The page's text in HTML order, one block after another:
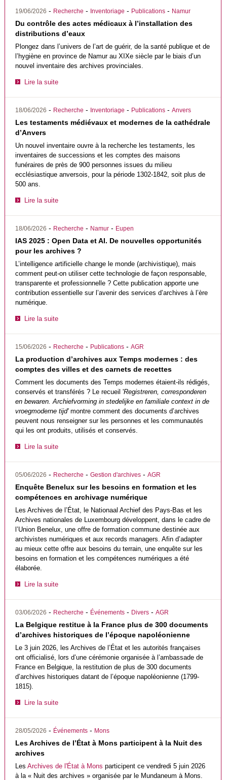
19/06/2026 - Recherche - Inventoriage - Publications - Namur
Du contrôle des actes médicaux à l’installation des
distributions d’eaux
Plongez dans l’univers de l’art de guérir, de la santé publique et de
l’hygiène en province de Namur au XIXe siècle par le biais d’un
nouvel inventaire des archives provinciales.
Lire la suite
18/06/2026 - Recherche - Inventoriage - Publications -Anvers
Les testaments médiévaux et modernes de la cathédrale
d’Anvers
Un nouvel inventaire ouvre à la recherche les testaments, les
inventaires de successions et les comptes des maisons
funéraires de près de 900 personnes issues du milieu
ecclésiastique anversois, pour la période 1302-1842, soit plus de
500 ans.
Lire la suite
18/06/2026 - Recherche - Namur - Eupen
IAS 2025 : Open Data et AI. De nouvelles opportunités
pour les archives ?
L’intelligence artificielle change le monde (archivistique), mais
comment peut-on utiliser cette technologie de façon responsable,
transparente et professionnelle ? Cette publication apporte une
contribution essentielle sur l’avenir des services d’archives à l’ère
numérique.
Lire la suite
15/06/2026 - Recherche - Publications -AGR
La production d’archives aux Temps modernes : des
comptes des villes et des carnets de recettes
Comment les documents des Temps modernes étaient-ils rédigés,
conservés et transférés ? Le recueil 'Registreren, corresponderen
en bewaren. Archiefvorming in stedelijke en familiale context in de
vroegmoderne tijd'montre comment des documents d’archives
peuvent nous renseigner sur les personnes et les communautés
qui les ont produits, utilisés et conservés.
Lire la suite
05/06/2026 - Recherche -Gestion d'archives -AGR
Enquête Benelux sur les besoins en formation et les
compétences en archivage numérique
Les Archives de l’État, le Nationaal Archief des Pays-Bas et les
Archives nationales de Luxembourg développent, dans le cadre de
l’Union Benelux, une offre de formation commune destinée aux
archivistes numériques et aux records managers. Afin d’adapter
au mieux cette offre aux besoins du terrain, une enquête sur les
besoins en formation et les compétences numériques a été
élaborée.
Lire la suite
03/06/2026 - Recherche - Événements - Divers -AGR
La Belgique restitue à la France plus de 300 documents
d’archives historiques de l’époque napoléonienne
Le 3 juin 2026, les Archives de l’État et les autorités françaises
ont officialisé, lors d’une cérémonie organisée à l’ambassade de
France en Belgique, la restitution de plus de 300 documents
d’archives historiques datant de l’époque napoléonienne (1799-
1815).
Lire la suite
28/05/2026 - Événements - Mons
Les Archives de l’État à Mons participent à la Nuit des
archives
LesArchives de l'État à Mons participent ce vendredi 5 juin 2026
à la « Nuit des archives » organisée par le Mundaneum à Mons.